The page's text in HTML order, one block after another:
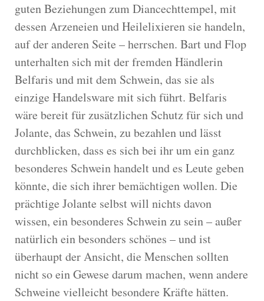
guten Beziehungen zum Diancechttempel, mit
dessen Arzeneien und Heilelixieren sie handeln,
auf der anderen Seite – herrschen. Bart und Flop
unterhalten sich mit der fremden Händlerin
Belfaris und mit dem Schwein, das sie als
einzige Handelsware mit sich führt. Belfaris
wäre bereit für zusätzlichen Schutz für sich und
Jolante, das Schwein, zu bezahlen und lässt
durchblicken, dass es sich bei ihr um ein ganz
besonderes Schwein handelt und es Leute geben
könnte, die sich ihrer bemächtigen wollen. Die
prächtige Jolante selbst will nichts davon
wissen, ein besonderes Schwein zu sein – außer
natürlich ein besonders schönes – und ist
überhaupt der Ansicht, die Menschen sollten
nicht so ein Gewese darum machen, wenn andere
Schweine vielleicht besondere Kräfte hätten.